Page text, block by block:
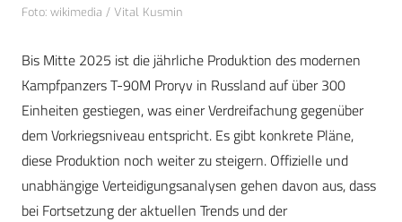
Foto: wikimedia / Vital Kusmin
Bis Mitte 2025 ist die jährliche Produktion des modernen
Kampfpanzers T-90M Proryv in Russland auf über 300
Einheiten gestiegen, was einer Verdreifachung gegenüber
dem Vorkriegsniveau entspricht. Es gibt konkrete Pläne,
diese Produktion noch weiter zu steigern. Offizielle und
unabhängige Verteidigungsanalysen gehen davon aus, dass
bei Fortsetzung der aktuellen Trends und der